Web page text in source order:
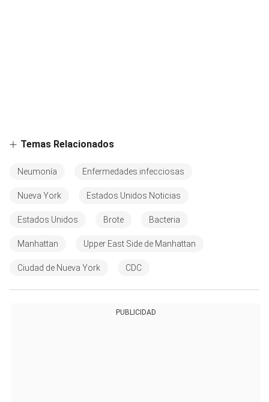
Temas Relacionados
Neumonía Enfermedades infecciosas
Nueva York Estados Unidos Noticias
Estados Unidos Brote Bacteria
Manhattan Upper East Side de Manhattan
Ciudad de Nueva York CDC
PUBLICIDAD